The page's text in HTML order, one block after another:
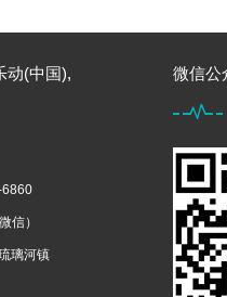
动(中国),
6860
信）
璃河镇
微信公